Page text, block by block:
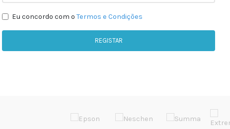
Eu concordo com o Termos e Condições
REGISTAR